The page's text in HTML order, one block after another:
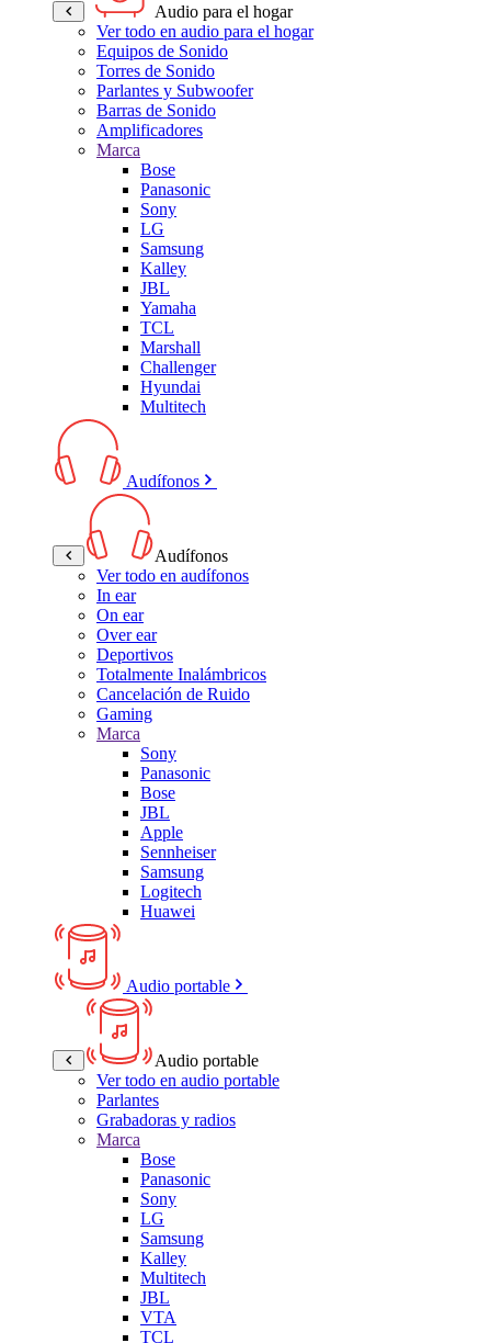
Audio para el hogar
Ver todo en audio para el hogar
Equipos de Sonido
Torres de Sonido
Parlantes y Subwoofer
Barras de Sonido
Amplificadores
Marca
Bose
Panasonic
Sony
LG
Samsung
Kalley
JBL
Yamaha
TCL
Marshall
Challenger
Hyundai
Multitech
Audífonos
Audífonos
Ver todo en audífonos
In ear
On ear
Over ear
Deportivos
Totalmente Inalámbricos
Cancelación de Ruido
Gaming
Marca
Sony
Panasonic
Bose
JBL
Apple
Sennheiser
Samsung
Logitech
Huawei
Audio portable
Audio portable
Ver todo en audio portable
Parlantes
Grabadoras y radios
Marca
Bose
Panasonic
Sony
LG
Samsung
Kalley
Multitech
JBL
VTA
TCL